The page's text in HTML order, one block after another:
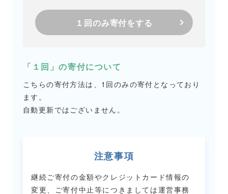
１回のみ寄付をする
「１回」の寄付について
こちらの寄付方法は、1回のみの寄付となっており
ます。
自動更新ではございません。
注意事項
継続ご寄付の金額やクレジットカード情報の
変更、ご寄付中止等につきましては運営事務